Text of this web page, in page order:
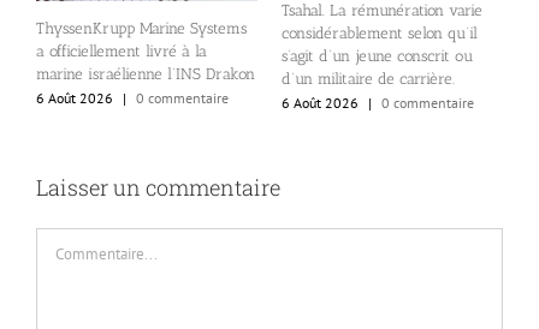
ThyssenKrupp Marine Systems
a officiellement livré à la
marine israélienne l’INS Drakon
6 Août 2026
| 0 commentaire
Tsahal. La rémunération varie
considérablement selon qu’il
s’agit d’un jeune conscrit ou
d’un militaire de carrière.
6 Août 2026
| 0 commentaire
Laisser un commentaire